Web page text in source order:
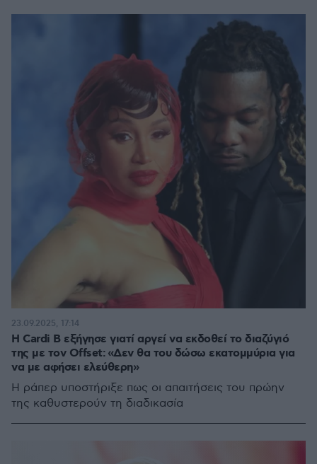
Η Cardi B εξήγησε γιατί αργεί να εκδοθεί το διαζύγιό
της με τον Offset: «Δεν θα του δώσω εκατομμύρια για
να με αφήσει ελεύθερη»
Η ράπερ υποστήριξε πως οι απαιτήσεις του πρώην
της καθυστερούν τη διαδικασία
23.09.2025, 17:14